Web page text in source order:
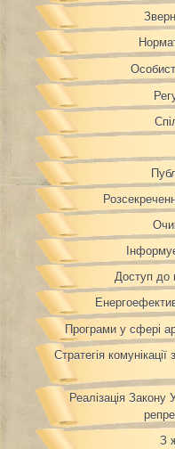
Доступ до
Програми у сфері
Стратегія комунікації
Реалізація Закону
З